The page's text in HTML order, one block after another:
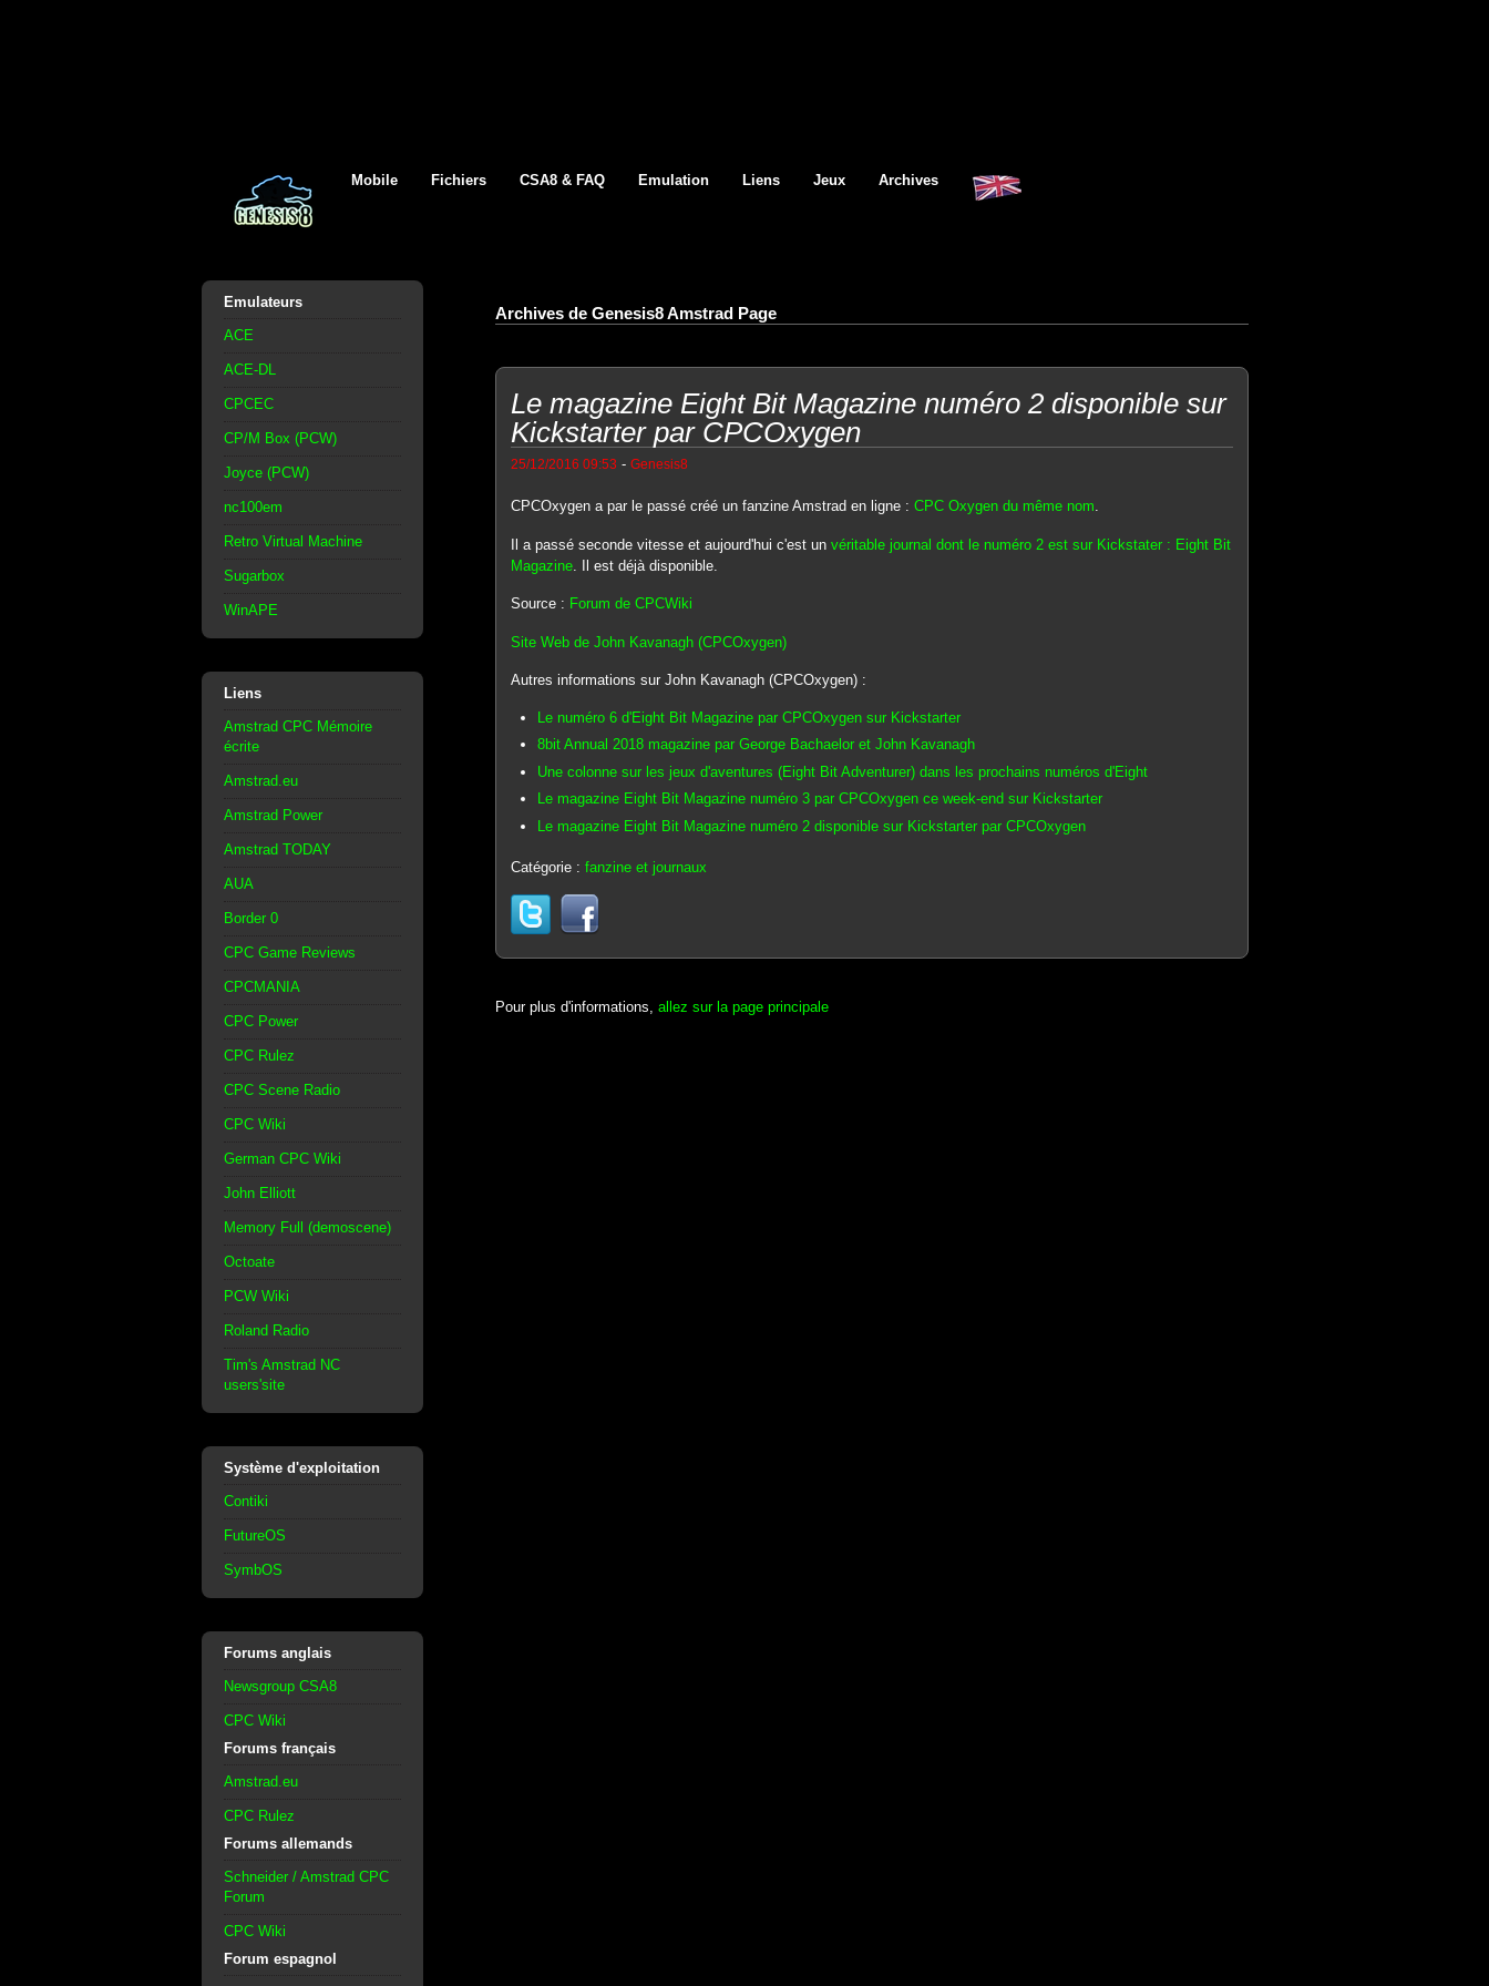
Mobile Fichiers CSA8 & FAQ Emulation Liens Jeux Archives
Emulateurs
ACE
ACE-DL
CPCEC
CP/M Box (PCW)
Joyce (PCW)
nc100em
Retro Virtual Machine
Sugarbox
WinAPE
Liens
Amstrad CPC Mémoire
écrite
Amstrad.eu
Amstrad Power
Amstrad TODAY
AUA
Border 0
CPC Game Reviews
CPCMANIA
CPC Power
CPC Rulez
CPC Scene Radio
CPC Wiki
German CPC Wiki
John Elliott
Memory Full (demoscene)
Octoate
PCW Wiki
Roland Radio
Tim's Amstrad NC
users'site
Système d'exploitation
Contiki
FutureOS
SymbOS
Forums anglais
Newsgroup CSA8
CPC Wiki
Forums français
Amstrad.eu
CPC Rulez
Forums allemands
Schneider / Amstrad CPC
Forum
CPC Wiki
Forum espagnol
Archives de Genesis8 Amstrad Page
Le magazine Eight Bit Magazine numéro 2 disponible sur
Kickstarter par CPCOxygen
25/12/2016 09:53 - Genesis8
CPCOxygen a par le passé créé un fanzine Amstrad en ligne : CPC Oxygen du même nom.
Il a passé seconde vitesse et aujourd'hui c'est un véritable journal dont le numéro 2 est sur Kickstater : Eight Bit
Magazine. Il est déjà disponible.
Source : Forum de CPCWiki
Site Web de John Kavanagh (CPCOxygen)
Autres informations sur John Kavanagh (CPCOxygen) :
Le numéro 6 d'Eight Bit Magazine par CPCOxygen sur Kickstarter
8bit Annual 2018 magazine par George Bachaelor et John Kavanagh
Une colonne sur les jeux d'aventures (Eight Bit Adventurer) dans les prochains numéros d'Eight
Le magazine Eight Bit Magazine numéro 3 par CPCOxygen ce week-end sur Kickstarter
Le magazine Eight Bit Magazine numéro 2 disponible sur Kickstarter par CPCOxygen
Catégorie : fanzine et journaux
Pour plus d'informations, allez sur la page principale